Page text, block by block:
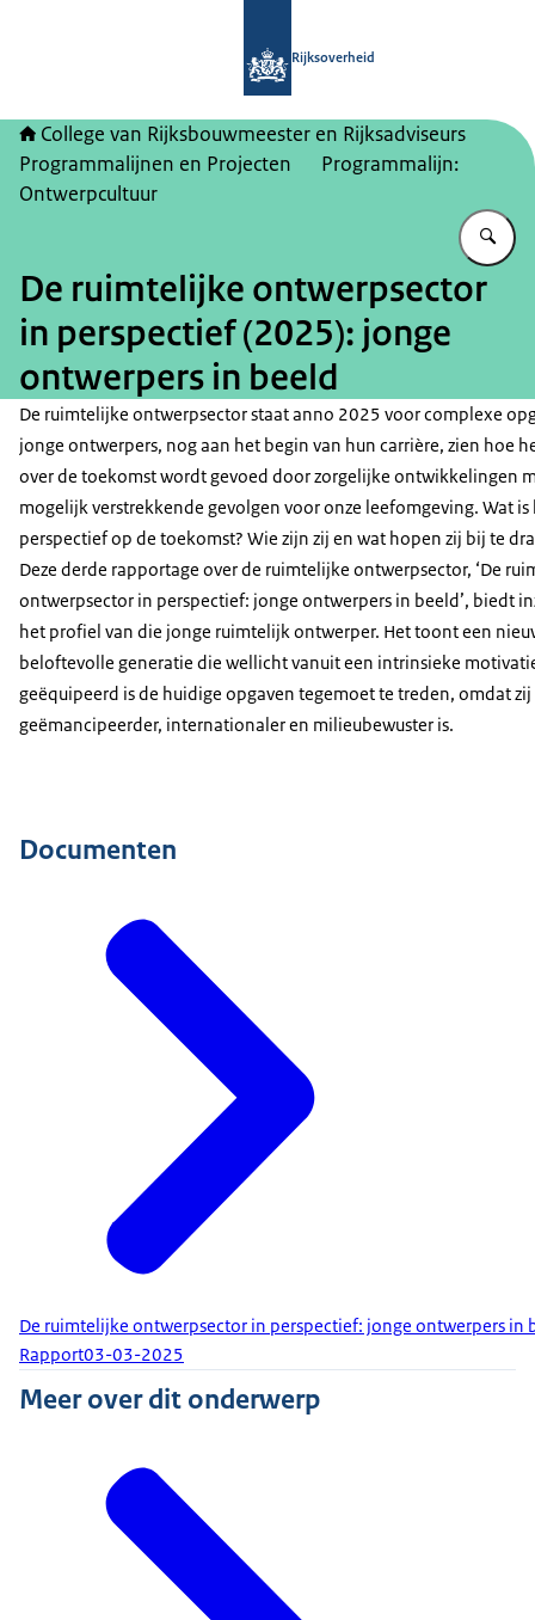
Rijksoverheid
College van Rijksbouwmeester en Rijksadviseurs
Programmalijnen en Projecten
Programmalijn:
Ontwerpcultuur
De ruimtelijke ontwerpsector
in perspectief (2025): jonge
ontwerpers in beeld
De ruimtelijke ontwerpsector staat anno 2025 voor complexe
jonge ontwerpers, nog aan het begin van hun carrière, zien hoe
over de toekomst wordt gevoed door zorgelijke ontwikkelingen
mogelijk verstrekkende gevolgen voor onze leefomgeving. Wat is
perspectief op de toekomst? Wie zijn zij en wat hopen zij bij te
Deze derde rapportage over de ruimtelijke ontwerpsector, ‘De
ontwerpsector in perspectief: jonge ontwerpers in beeld’, biedt
het profiel van die jonge ruimtelijk ontwerper. Het toont een
beloftevolle generatie die wellicht vanuit een intrinsieke
geëquipeerd is de huidige opgaven tegemoet te treden, omdat zij
geëmancipeerder, internationaler en milieubewuster is.
Documenten
De ruimtelijke ontwerpsector in perspectief: jonge ontwerpers in
Rapport03-03-2025
Meer over dit onderwerp